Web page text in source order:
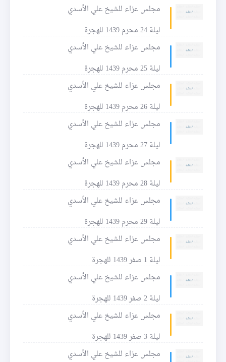
مجلس عزاء للشيخ علي الأسدي
ليلة 24 محرم 1439 للهجرة
مجلس عزاء للشيخ علي الأسدي
ليلة 25 محرم 1439 للهجرة
مجلس عزاء للشيخ علي الأسدي
ليلة 26 محرم 1439 للهجرة
مجلس عزاء للشيخ علي الأسدي
ليلة 27 محرم 1439 للهجرة
مجلس عزاء للشيخ علي الأسدي
ليلة 28 محرم 1439 للهجرة
مجلس عزاء للشيخ علي الأسدي
ليلة 29 محرم 1439 للهجرة
مجلس عزاء للشيخ علي الأسدي
ليلة 1 صفر 1439 للهجرة
مجلس عزاء للشيخ علي الأسدي
ليلة 2 صفر 1439 للهجرة
مجلس عزاء للشيخ علي الأسدي
ليلة 3 صفر 1439 للهجرة
مجلس عزاء للشيخ علي الأسدي